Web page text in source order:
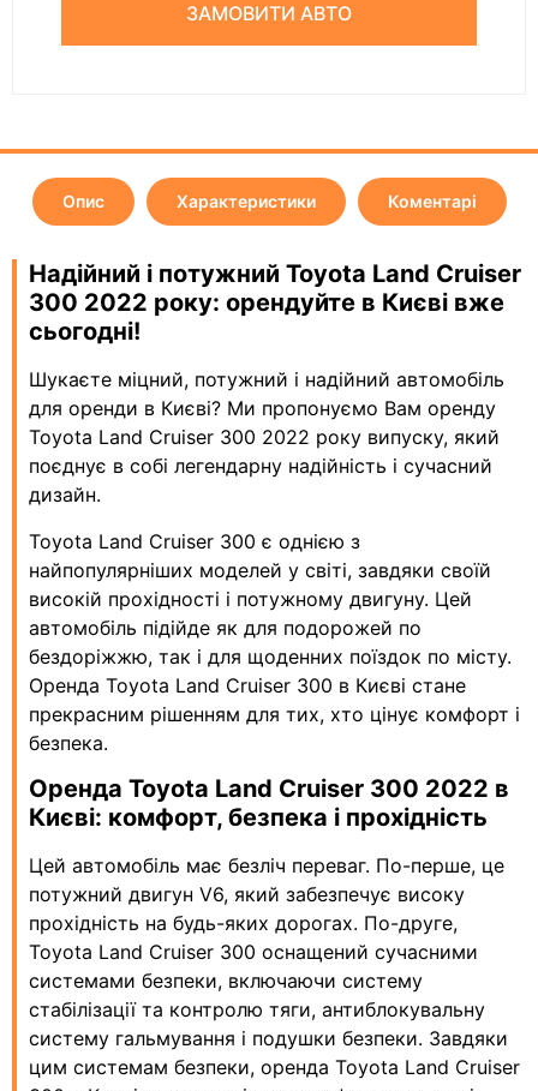
ЗАМОВИТИ АВТО
Опис Характеристики Коментарі
Надійний і потужний Toyota Land Cruiser
300 2022 року: орендуйте в Києві вже
сьогодні!
Шукаєте міцний, потужний і надійний автомобіль
для оренди в Києві? Ми пропонуємо Вам оренду
Toyota Land Cruiser 300 2022 року випуску, який
поєднує в собі легендарну надійність і сучасний
дизайн.
Toyota Land Cruiser 300 є однією з
найпопулярніших моделей у світі, завдяки своїй
високій прохідності і потужному двигуну. Цей
автомобіль підійде як для подорожей по
бездоріжжю, так і для щоденних поїздок по місту.
Оренда Toyota Land Cruiser 300 в Києві стане
прекрасним рішенням для тих, хто цінує комфорт і
безпека.
Оренда Toyota Land Cruiser 300 2022 в
Києві: комфорт, безпека і прохідність
Цей автомобіль має безліч переваг. По-перше, це
потужний двигун V6, який забезпечує високу
прохідність на будь-яких дорогах. По-друге,
Toyota Land Cruiser 300 оснащений сучасними
системами безпеки, включаючи систему
стабілізації та контролю тяги, антиблокувальну
систему гальмування і подушки безпеки. Завдяки
цим системам безпеки, оренда Toyota Land Cruiser